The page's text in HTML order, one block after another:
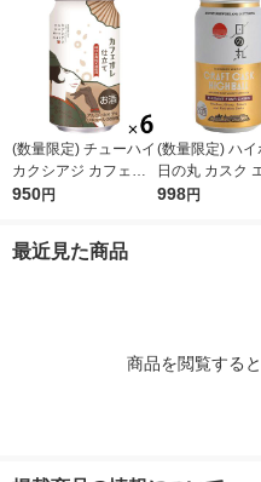
(数量限定) チューハイ
カクシアジ カフェオ
レ仕立て 缶 350ml 6
950円
(数量限定) ハイ
日の丸 カスク
ント カスク 缶
998円
最近見た商品
商品を閲覧する